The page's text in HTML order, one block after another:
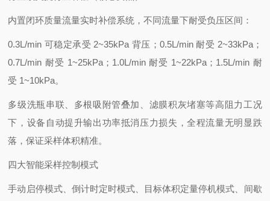
内置闭环质量流量实时补偿系统，不同流量下耐受负压区间：
0.3L/min 可稳定承受 2~35kPa 背压；0.5L/min 耐受 2~33kPa；
0.7L/min 耐受 1~25kPa；1.0L/min 耐受 1~22kPa；1.5L/min 耐
受 1~10kPa。
多级洗瓶串联、多根吸附管叠加、滤膜积灰堵塞等高阻力工况
下，设备自动提升输出功率抵消压力损失，全程流量无明显跌
落，保证采样体积精准。
四大智能采样控制模式
手动启停模式、倒计时定时模式、目标体积定量停机模式、间歇